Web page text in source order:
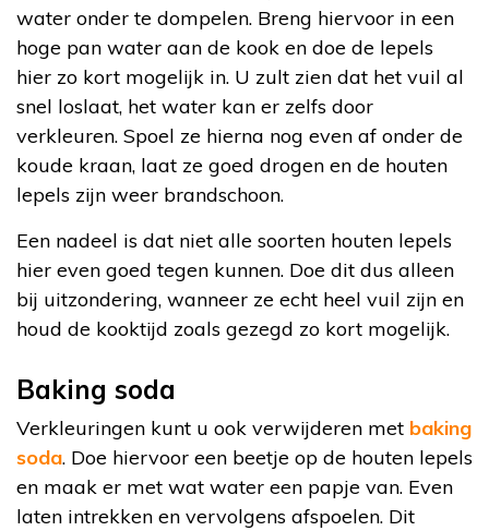
water onder te dompelen. Breng hiervoor in een
hoge pan water aan de kook en doe de lepels
hier zo kort mogelijk in. U zult zien dat het vuil al
snel loslaat, het water kan er zelfs door
verkleuren. Spoel ze hierna nog even af onder de
koude kraan, laat ze goed drogen en de houten
lepels zijn weer brandschoon.
Een nadeel is dat niet alle soorten houten lepels
hier even goed tegen kunnen. Doe dit dus alleen
bij uitzondering, wanneer ze echt heel vuil zijn en
houd de kooktijd zoals gezegd zo kort mogelijk.
Baking soda
Verkleuringen kunt u ook verwijderen met baking
soda. Doe hiervoor een beetje op de houten lepels
en maak er met wat water een papje van. Even
laten intrekken en vervolgens afspoelen. Dit